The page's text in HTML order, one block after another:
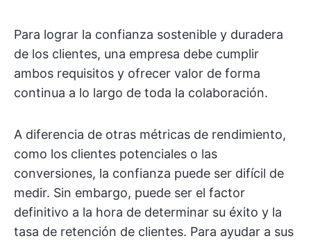
Para lograr la confianza sostenible y duradera
de los clientes, una empresa debe cumplir
ambos requisitos y ofrecer valor de forma
continua a lo largo de toda la colaboración.
A diferencia de otras métricas de rendimiento,
como los clientes potenciales o las
conversiones, la confianza puede ser difícil de
medir. Sin embargo, puede ser el factor
definitivo a la hora de determinar su éxito y la
tasa de retención de clientes. Para ayudar a sus